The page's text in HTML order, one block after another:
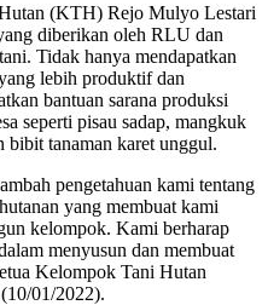
(KTH) Rejo Mulyo Lestari
diberikan oleh RLU dan
Tidak hanya mendapatkan
lebih produktif dan
bantuan sarana produksi
seperti pisau sadap, mangkuk
bibit tanaman karet unggul.
pengetahuan kami tentang
yang membuat kami
kelompok. Kami berharap
menyusun dan membuat
Kelompok Tani Hutan
01/2022).